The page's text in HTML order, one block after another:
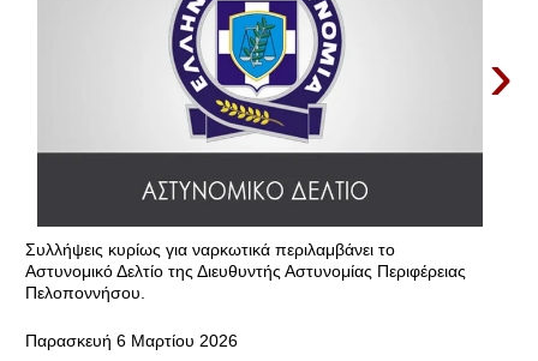
›
Συλλήψεις κυρίως για ναρκωτικά περιλαμβάνει το
Αστυνομικό Δελτίο της Διευθυντής Αστυνομίας Περιφέρειας
Πελοποννήσου.
Παρασκευή 6 Μαρτίου 2026